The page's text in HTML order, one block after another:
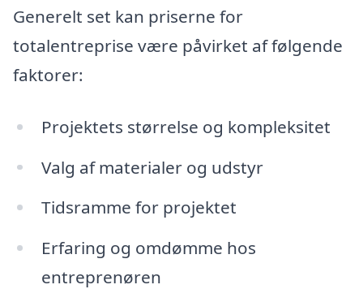
Generelt set kan priserne for
totalentreprise være påvirket af følgende
faktorer:
Projektets størrelse og kompleksitet
Valg af materialer og udstyr
Tidsramme for projektet
Erfaring og omdømme hos
entreprenøren